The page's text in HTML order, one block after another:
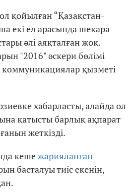
қойылған “Қазақстан-
екі ел арасында шекара
әлі аяқталған жоқ.
"2016" әскери бөлімі
коммуникациялар қызметі
хабарласты, алайда ол
қатысты барлық ақпарат
жеткізді.
кешежарияланған
басталуы тиіс екенін,